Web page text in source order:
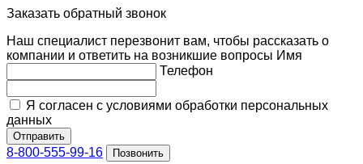
Заказать обратный звонок
Наш специалист перезвонит вам, чтобы рассказать о
компании и ответить на возникшие вопросы Имя
Телефон
Я согласен с условиями обработки персональных
данных
Отправить
8-800-555-99-16 Позвонить